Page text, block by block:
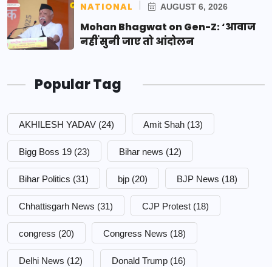
NATIONAL AUGUST 6, 2026
Mohan Bhagwat on Gen-Z: ‘आवाज
नहीं सुनी जाए तो आंदोलन
Popular Tag
AKHILESH YADAV (24) Amit Shah (13)
Bigg Boss 19 (23) Bihar news (12)
Bihar Politics (31) bjp (20) BJP News (18)
Chhattisgarh News (31) CJP Protest (18)
congress (20) Congress News (18)
Delhi News (12) Donald Trump (16)